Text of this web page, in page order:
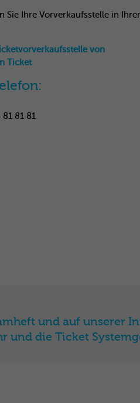
Sie Ihre Vorverkaufsstelle in Ihrer
von
Ticket
81 81
und auf unserer
und die Ticket